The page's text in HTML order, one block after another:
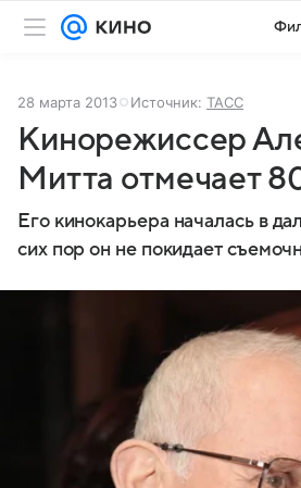
28 марта 2013 Источник: ТАСС
Кинорежиссер
Митта отмечает
Его кинокарьера началась в
сих пор он не покидает